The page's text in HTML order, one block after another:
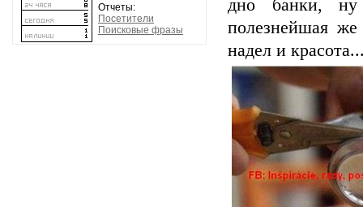
Отчеты:
Посетители
Поисковые фразы
дно банки, ну
полезнейшая
надел и